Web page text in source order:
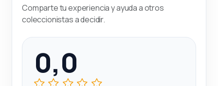
Comparte tu experiencia y ayuda a otros
coleccionistas a decidir.
0,0